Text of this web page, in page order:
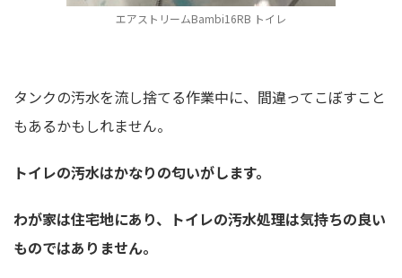
エアストリームBambi16RB トイレ
タンクの汚水を流し捨てる作業中に、間違ってこぼすこと
もあるかもしれません。
トイレの汚水はかなりの匂いがします。
わが家は住宅地にあり、トイレの汚水処理は気持ちの良い
ものではありません。